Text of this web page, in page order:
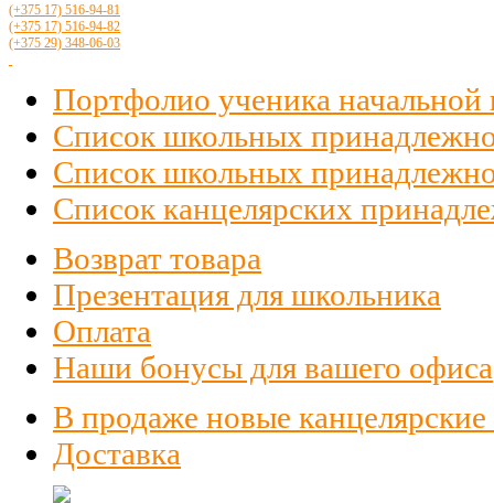
(+375 17) 516-94-81
(+375 17) 516-94-82
(+375 29) 348-06-03
Портфолио ученика
Список школьных
Список школьных
Список канцелярских
Возврат товара
Презентация для школьника
Оплата
Наши бонусы для вашего офиса
В продаже новые
Доставка